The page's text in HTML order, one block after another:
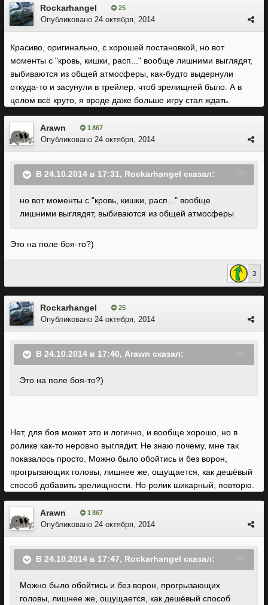
Rockarhangel 25
Опубликовано 24 октября, 2014
Красиво, оригинально, с хорошей постановкой, но вот
моменты с "кровь, кишки, расп..." вообще лишними выглядят,
выбиваются из общей атмосферы, как-будто выдернули
откуда-то и засунули в трейлер, чтоб зрелищней было. А в
целом всё круто, я вроде даже больше игру стал ждать.
Arawn 1 867
Опубликовано 24 октября, 2014
В 24.10.2014 в 17:31, Rockarhangel сказал:
но вот моменты с "кровь, кишки, расп..." вообще
лишними выглядят, выбиваются из общей атмосферы
Это на поле боя-то?)
3
Rockarhangel 25
Опубликовано 24 октября, 2014
В 24.10.2014 в 17:40, Arawn сказал:
Это на поле боя-то?)
Нет, для боя может это и логично, и вообще хорошо, но в
ролике как-то неровно выглядит. Не знаю почему, мне так
показалось просто. Можно было обойтись и без ворон,
прогрызающих головы, лишнее же, ощущается, как дешёвый
способ добавить зрелищности. Но ролик шикарный, повторю.
Arawn 1 867
Опубликовано 24 октября, 2014
В 24.10.2014 в 17:47, Rockarhangel сказал:
Можно было обойтись и без ворон, прогрызающих
головы, лишнее же, ощущается, как дешёвый способ